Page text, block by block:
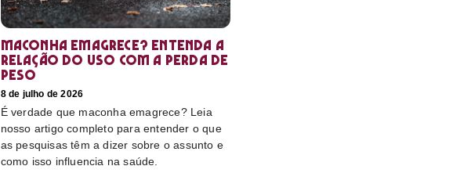
Maconha emagrece? Entenda a
relação do uso com a perda de
peso
8 de julho de 2026
É verdade que maconha emagrece? Leia
nosso artigo completo para entender o que
as pesquisas têm a dizer sobre o assunto e
como isso influencia na saúde.